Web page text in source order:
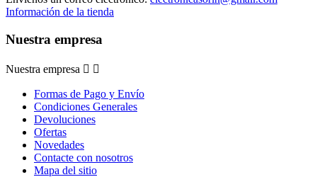
Información de la tienda
Nuestra empresa
Nuestra empresa  
Formas de Pago y Envío
Condiciones Generales
Devoluciones
Ofertas
Novedades
Contacte con nosotros
Mapa del sitio